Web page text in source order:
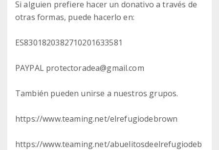
Si alguien prefiere hacer un donativo a través de
otras formas, puede hacerlo en:
ES8301820382710201633581
PAYPAL protectoradea@gmail.com
También pueden unirse a nuestros grupos.
https://www.teaming.net/elrefugiodebrown
https://www.teaming.net/abuelitosdeelrefugiodeb